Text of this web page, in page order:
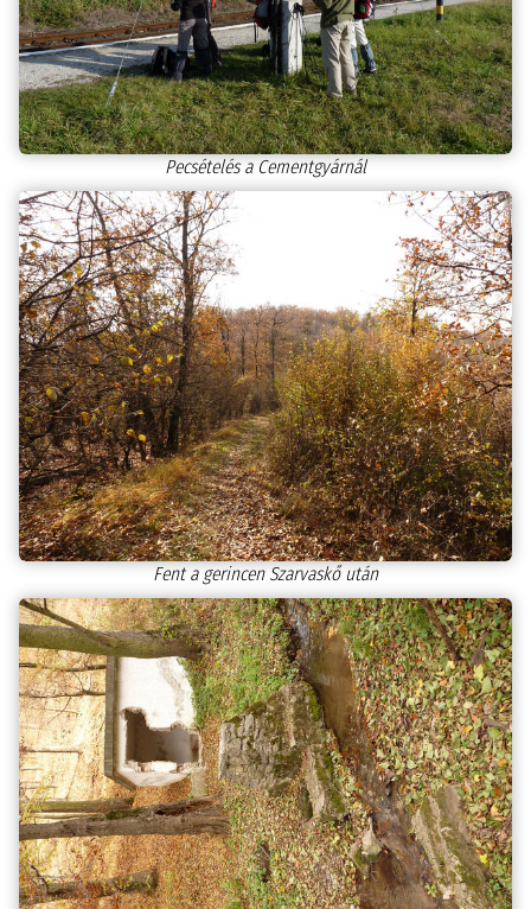
Pecsételés a Cementgyárnál
Fent a gerincen Szarvaskő után